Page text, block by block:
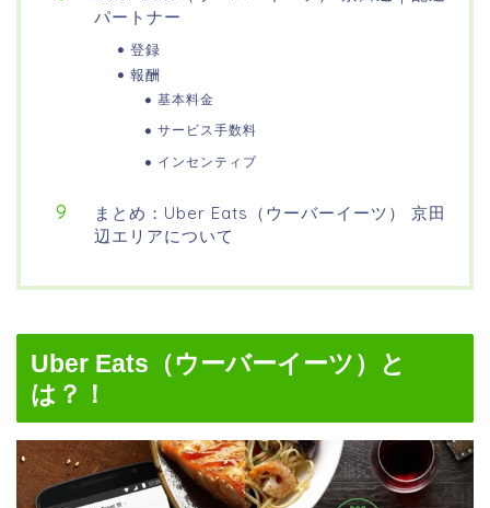
パートナー
登録
報酬
基本料金
サービス手数料
インセンティブ
まとめ：Uber Eats（ウーバーイーツ） 京田
辺エリアについて
Uber Eats（ウーバーイーツ）と
は？！